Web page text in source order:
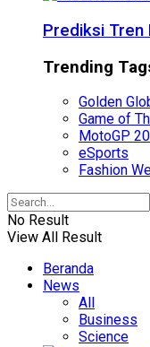
Prediksi Tren
Trending
Golden
Game of
MotoGP
eSports
Fashion
No Result
View All Result
Beranda
News
All
Business
Science